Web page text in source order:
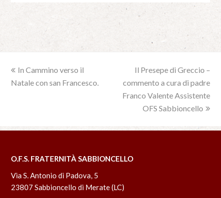
previous
post:
In Cammino verso il
Natale con san Francesco.
next
post:
Il Presepe di Greccio –
commento a cura di padre
Franco Valente Assistente
OFS Sabbioncello
O.F.S. FRATERNITÀ SABBIONCELLO
Via S. Antonio di Padova, 5
23807 Sabbioncello di Merate (LC)